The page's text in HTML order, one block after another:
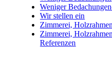
Weniger
Wir stellen ein
Zimmerei,
Zimmerei,
Referenzen